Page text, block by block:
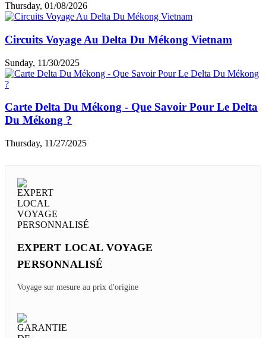
Thursday, 01/08/2026
Circuits Voyage Au Delta Du Mékong Vietnam
Sunday, 11/30/2025
Carte Delta Du Mékong - Que Savoir Pour Le Delta
Du Mékong ?
Thursday, 11/27/2025
EXPERT LOCAL VOYAGE
PERSONNALISÉ
Voyage sur mesure au prix d'origine